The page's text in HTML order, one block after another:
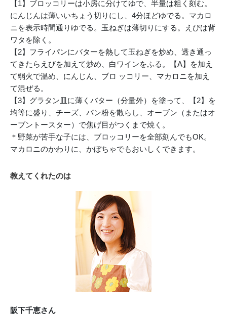
【1】ブロッコリーは小房に分けてゆで、半量は粗く刻む。
にんじんは薄いいちょう切りにし、4分ほどゆでる。マカロ
ニを表示時間通りゆでる。玉ねぎは薄切りにする。えびは背
ワタを除く。
【2】フライパンにバターを熱して玉ねぎを炒め、透き通っ
てきたらえびを加えて炒め、白ワインをふる。【A】を加え
て弱火で温め、にんじん、ブロ ッコリー、マカロニを加え
て混ぜる。
【3】グラタン皿に薄くバター（分量外）を塗って、【2】を
均等に盛り、チーズ、パン粉を散らし、オーブン（またはオ
ーブントースター）で焦げ目がつくまで焼く。
＊野菜が苦手な子には、ブロッコリーを全部刻んでもOK。
マカロニのかわりに、かぼちゃでもおいしくできます。
教えてくれたのは
阪下千恵さん